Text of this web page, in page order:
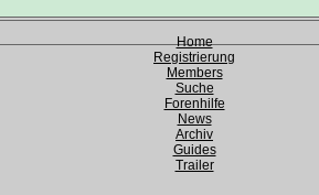
Home
Registrierung
Members
Suche
Forenhilfe
News
Archiv
Guides
Trailer